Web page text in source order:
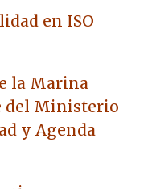
en ISO
la Marina
del Ministerio
y Agenda